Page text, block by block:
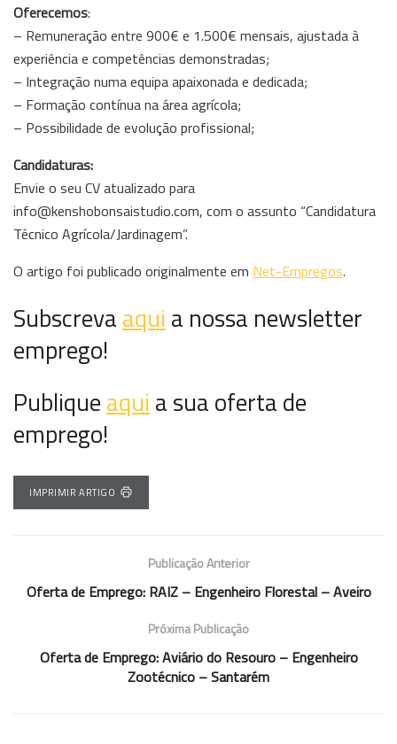
Oferecemos:
– Remuneração entre 900€ e 1.500€ mensais, ajustada à
experiência e competências demonstradas;
– Integração numa equipa apaixonada e dedicada;
– Formação contínua na área agrícola;
– Possibilidade de evolução profissional;
Candidaturas:
Envie o seu CV atualizado para
info@kenshobonsaistudio.com, com o assunto “Candidatura
Técnico Agrícola/Jardinagem”.
O artigo foi publicado originalmente em Net-Empregos.
Subscrevaaquia nossa newsletter
emprego!
Publiqueaqui a sua oferta de
emprego!
IMPRIMIR ARTIGO
Publicação Anterior
Oferta de Emprego: RAIZ – Engenheiro Florestal – Aveiro
Próxima Publicação
Oferta de Emprego: Aviário do Resouro – Engenheiro
Zootécnico – Santarém